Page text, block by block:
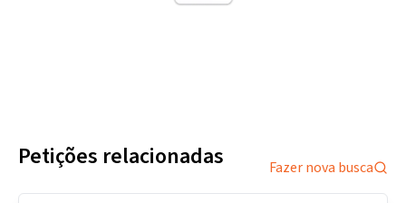
Petições relacionadas Fazer nova busca